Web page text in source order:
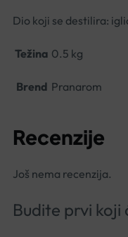
Dio koji se destilira:
Težina 0.5 kg
Brend Pranarom
Recenzije
Još nema recenzija.
Budite prvi koji